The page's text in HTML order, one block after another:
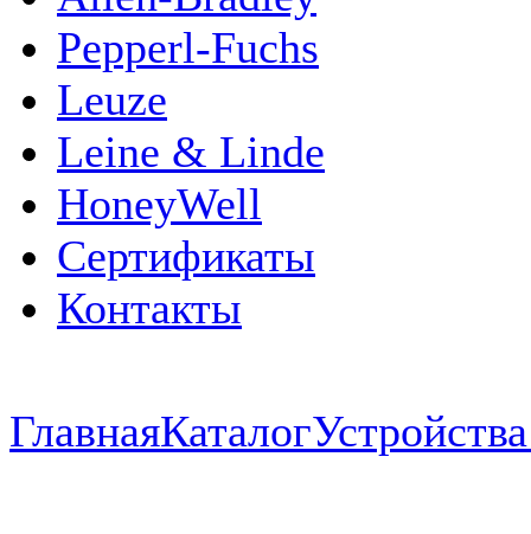
Pepperl-Fuchs
Leuze
Leine & Linde
HoneyWell
Сертификаты
Контакты
ГлавнаяКаталог